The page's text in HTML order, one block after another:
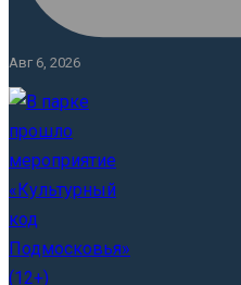
Авг 6, 2026